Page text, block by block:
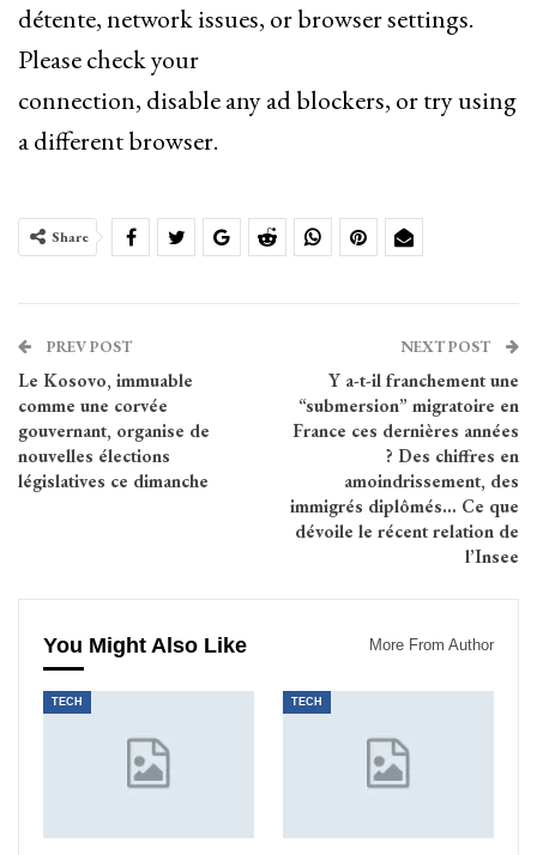
détente, network issues, or browser settings.
Please check your
connection, disable any ad blockers, or try using
a different browser.
Share
PREV POST
Le Kosovo, immuable
comme une corvée
gouvernant, organise de
nouvelles élections
législatives ce dimanche
NEXT POST
Y a-t-il franchement une
“submersion” migratoire en
France ces dernières années
? Des chiffres en
amoindrissement, des
immigrés diplômés… Ce que
dévoile le récent relation de
l’Insee
You Might Also Like More From Author
TECH TECH